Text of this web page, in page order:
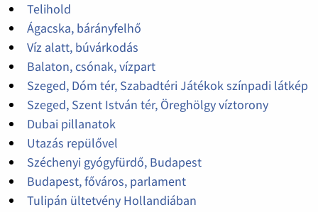
Telihold
Ágacska, bárányfelhő
Víz alatt, búvárkodás
Balaton, csónak, vízpart
Szeged, Dóm tér, Szabadtéri Játékok színpadi látkép
Szeged, Szent István tér, Öreghölgy víztorony
Dubai pillanatok
Utazás repülővel
Széchenyi gyógyfürdő, Budapest
Budapest, főváros, parlament
Tulipán ültetvény Hollandiában